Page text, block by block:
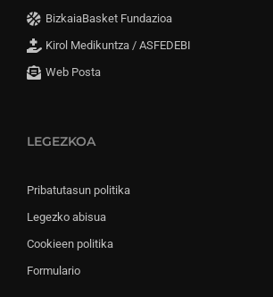
BizkaiaBasket Fundazioa
Kirol Medikuntza / ASFEDEBI
Web Posta
LEGEZKOA
Pribatutasun politika
Legezko abisua
Cookieen politika
Formulario